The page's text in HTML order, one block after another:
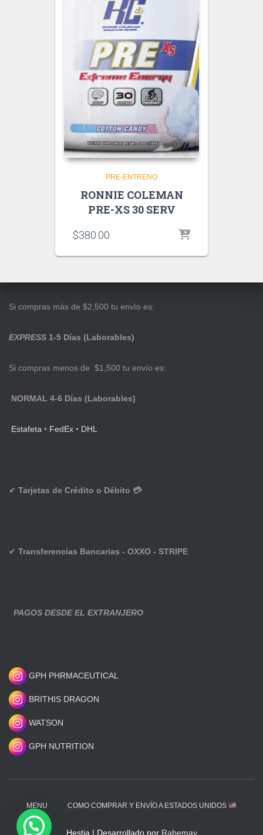
PRE-ENTRENO
RONNIE COLEMAN
PRE-XS 30 SERV
$380.00
Si compras más de $2,500 tu envío es:
EXPRESS 1-5 Días (Laborables)
Si compras menos de $1,500 tu envío es:
NORMAL 4-6 Días (Laborables)
Estafeta • FedEx • DHL
✔ Tarjetas de Crédito o Débito 💳
✔ Transferencias Bancarias - OXXO - STRIPE
PAGOS DESDE EL EXTRANJERO
GPH PHRMACEUTICAL
BRITHIS DRAGON
WATSON
GPH NUTRITION
MENU COMO COMPRAR Y ENVÍO A ESTADOS UNIDOS
Hestia | Desarrollado por Rabemay